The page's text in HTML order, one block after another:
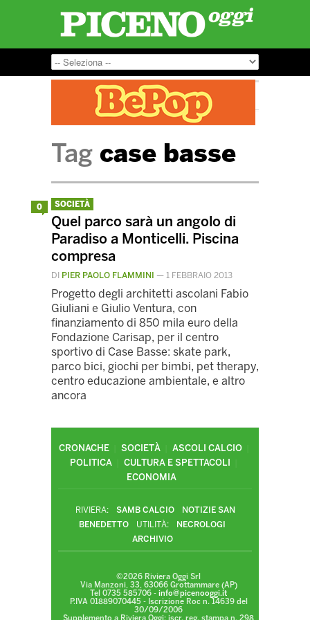
Tag case basse
0 SOCIETÀ
Quel parco sarà un angolo di
Paradiso a Monticelli. Piscina
compresa
DI PIER PAOLO FLAMMINI — 1 FEBBRAIO 2013
Progetto degli architetti ascolani Fabio
Giuliani e Giulio Ventura, con
finanziamento di 850 mila euro della
Fondazione Carisap, per il centro
sportivo di Case Basse: skate park,
parco bici, giochi per bimbi, pet therapy,
centro educazione ambientale, e altro
ancora
CRONACHE SOCIETÀ
ASCOLI CALCIO
POLITICA
CULTURA E SPETTACOLI
ECONOMIA
RIVIERA: SAMB CALCIO
NOTIZIE SAN
BENEDETTO
UTILITÀ:
NECROLOGI
ARCHIVIO
©2026 Riviera Oggi Srl
Via Manzoni, 33, 63066 Grottammare (AP)
Tel 0735 585706 - info@picenooggi.it
P.IVA 01889070445 - Iscrizione Roc n. 14639 del
30/09/2006